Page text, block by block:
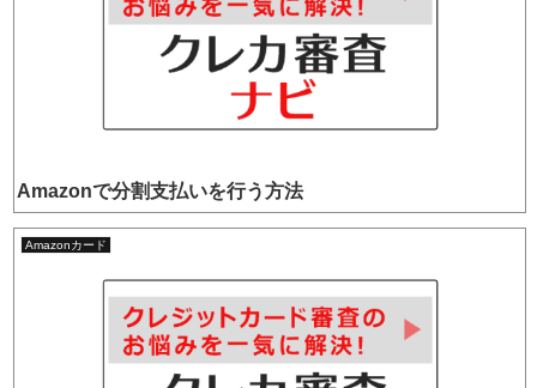
Amazonで分割支払いを行う方法
Amazonカード